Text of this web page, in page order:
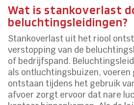
Wat is stankoverlast
beluchtingsleidingen?
Stankoverlast uit het riool
verstopping van de
of bedrijfspand.
als ontluchtingsbuizen, voeren
ontstaan tijdens het gebruik
afvoer zorgt ervoor dat nare